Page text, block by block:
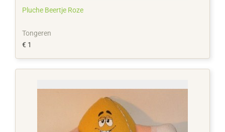
Pluche Beertje Roze
Tongeren
€ 1